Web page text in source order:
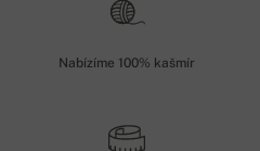
Nabízíme 100% kašmír